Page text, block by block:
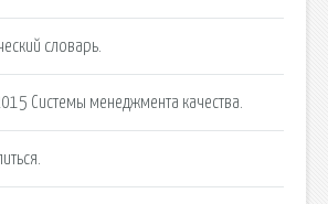
словарь.
Системы менеджмента качества.